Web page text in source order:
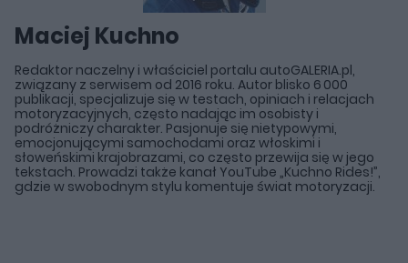
Maciej Kuchno
Redaktor naczelny i właściciel portalu autoGALERIA.pl,
związany z serwisem od 2016 roku. Autor blisko 6 000
publikacji, specjalizuje się w testach, opiniach i relacjach
motoryzacyjnych, często nadając im osobisty i
podróżniczy charakter. Pasjonuje się nietypowymi,
emocjonującymi samochodami oraz włoskimi i
słoweńskimi krajobrazami, co często przewija się w jego
tekstach. Prowadzi także kanał YouTube „Kuchno Rides!”,
gdzie w swobodnym stylu komentuje świat motoryzacji.